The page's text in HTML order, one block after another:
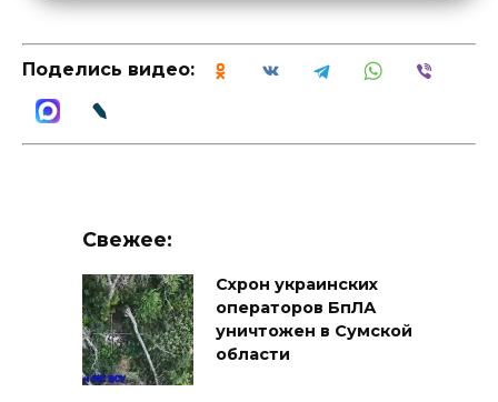
Поделись видео:
Свежее:
Схрон украинских
операторов БпЛА
уничтожен в Сумской
области